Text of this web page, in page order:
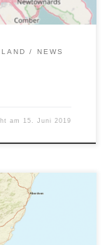
NEWS
am 15. Juni 2019
welche